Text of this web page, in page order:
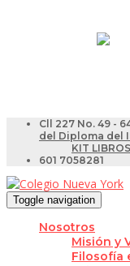
Cll 227 No. 49 -
del Diploma del
KIT LIBROS
601 7058281
Toggle navigation
Nosotros
Misión y
Filosofía